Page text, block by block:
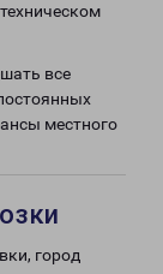
все
местного
город